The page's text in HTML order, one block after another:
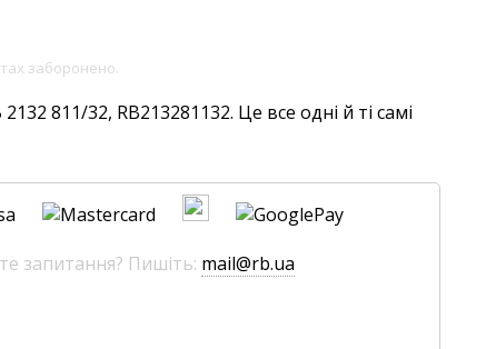
заборонено.
811/32, RB213281132. Це все одні й ті самі
запитання? Пишіть: mail@rb.ua